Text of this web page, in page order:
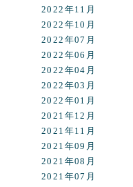
2022年11月
2022年10月
2022年07月
2022年06月
2022年04月
2022年03月
2022年01月
2021年12月
2021年11月
2021年09月
2021年08月
2021年07月